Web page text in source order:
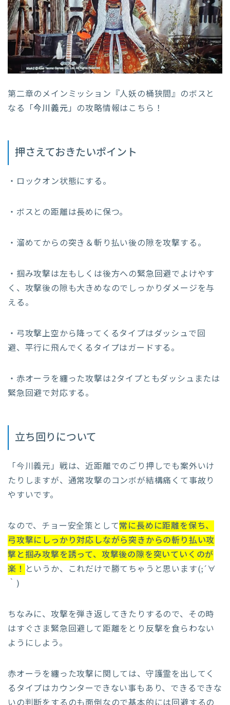
第二章のメインミッション『人妖の桶狭間』のボスと
なる「今川義元」の攻略情報はこちら！
押さえておきたいポイント
・ロックオン状態にする。
・ボスとの距離は長めに保つ。
・溜めてからの突き＆斬り払い後の隙を攻撃する。
・掴み攻撃は左もしくは後方への緊急回避でよけやす
く、攻撃後の隙も大きめなのでしっかりダメージを与
える。
・弓攻撃上空から降ってくるタイプはダッシュで回
避、平行に飛んでくるタイプはガードする。
・赤オーラを纏った攻撃は2タイプともダッシュまたは
緊急回避で対応する。
立ち回りについて
「今川義元」戦は、近距離でのごり押しでも案外いけ
たりしますが、通常攻撃のコンボが結構痛くて事故り
やすいです。
なので、チョー安全策として常に長めに距離を保ち、
弓攻撃にしっかり対応しながら突きからの斬り払い攻
撃と掴み攻撃を誘って、攻撃後の隙を突いていくのが
楽！ というか、これだけで勝てちゃうと思います(;´∀
｀)
ちなみに、攻撃を弾き返してきたりするので、その時
はすぐさま緊急回避して距離をとり反撃を食らわない
ようにしよう。
赤オーラを纏った攻撃に関しては、守護霊を出してく
るタイプはカウンターできない事もあり、できるできな